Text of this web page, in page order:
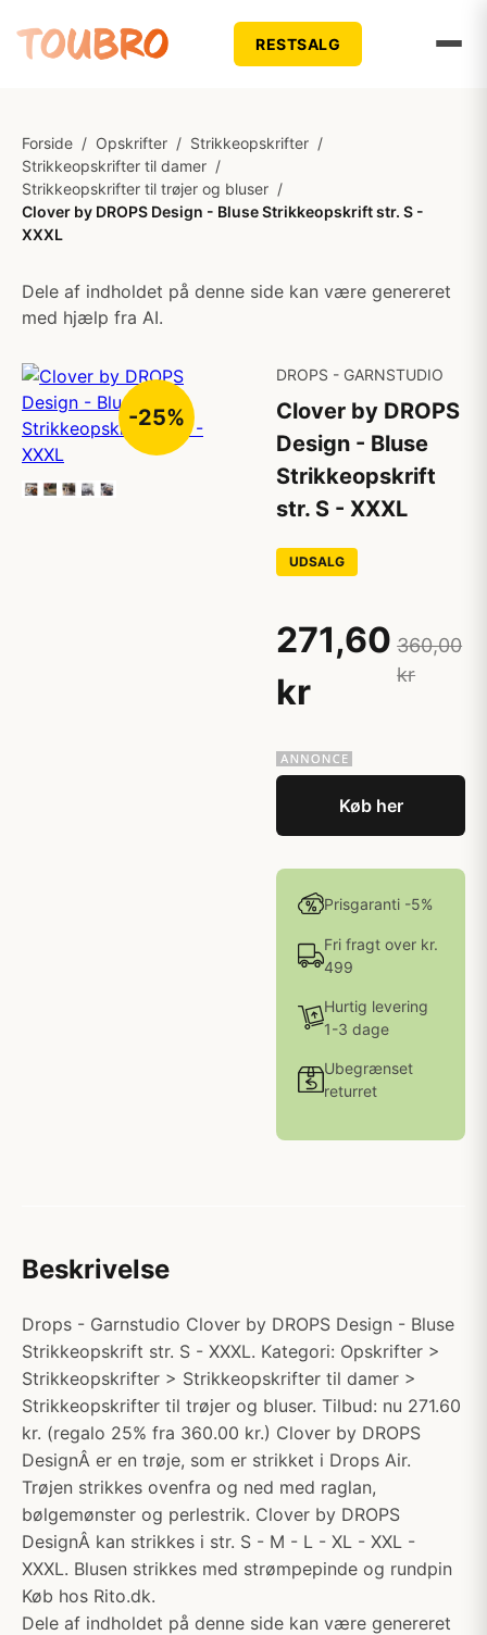
RESTSALG
Forside / Opskrifter / Strikkeopskrifter /
Strikkeopskrifter til damer /
Strikkeopskrifter til trøjer og bluser /
Clover by DROPS Design - Bluse Strikkeopskrift str. S -
XXXL
Dele af indholdet på denne side kan være genereret
med hjælp fra AI.
-25%
DROPS - GARNSTUDIO
Clover by DROPS
Design - Bluse
Strikkeopskrift
str. S - XXXL
UDSALG
271,60
kr
360,00
kr
Køb her
Prisgaranti -5%
Fri fragt over kr.
499
Hurtig levering
1-3 dage
Ubegrænset
returret
Beskrivelse
Drops - Garnstudio Clover by DROPS Design - Bluse
Strikkeopskrift str. S - XXXL. Kategori: Opskrifter >
Strikkeopskrifter > Strikkeopskrifter til damer >
Strikkeopskrifter til trøjer og bluser. Tilbud: nu 271.60
kr. (regalo 25% fra 360.00 kr.) Clover by DROPS
DesignÂ er en trøje, som er strikket i Drops Air.
Trøjen strikkes ovenfra og ned med raglan,
bølgemønster og perlestrik. Clover by DROPS
DesignÂ kan strikkes i str. S - M - L - XL - XXL -
XXXL. Blusen strikkes med strømpepinde og rundpin
Køb hos Rito.dk.
Dele af indholdet på denne side kan være genereret